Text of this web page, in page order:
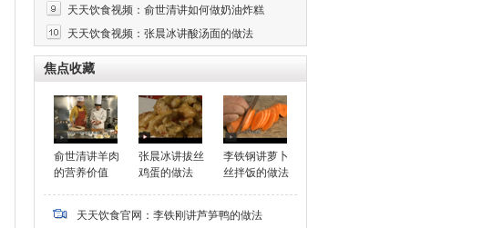
天天饮食视频：俞世清讲如何做奶油炸糕
天天饮食视频：张晨冰讲酸汤面的做法
焦点收藏
俞世清讲羊肉
的营养价值
张晨冰讲拔丝
鸡蛋的做法
李铁钢讲萝卜
丝拌饭的做法
天天饮食官网：李铁刚讲芦笋鸭的做法